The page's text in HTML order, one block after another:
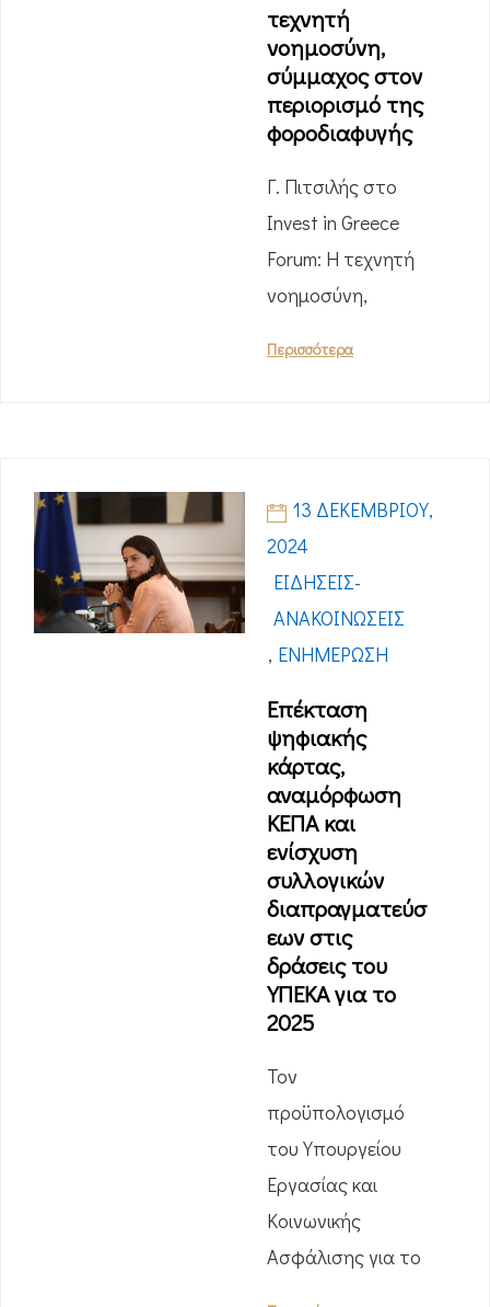
τεχνητή
νοημοσύνη,
σύμμαχος στον
περιορισμό της
φοροδιαφυγής
Γ. Πιτσιλής στο
Invest in Greece
Forum: Η τεχνητή
νοημοσύνη,
Περισσότερα
13 ΔΕΚΕΜΒΡΊΟΥ,
2024
ΕΙΔΉΣΕΙΣ-
ΑΝΑΚΟΙΝΏΣΕΙΣ
, ΕΝΗΜΈΡΩΣΗ
Επέκταση
ψηφιακής
κάρτας,
αναμόρφωση
ΚΕΠΑ και
ενίσχυση
συλλογικών
διαπραγματεύσ
εων στις
δράσεις του
ΥΠΕΚΑ για το
2025
Τον
προϋπολογισμό
του Υπουργείου
Εργασίας και
Κοινωνικής
Ασφάλισης για το